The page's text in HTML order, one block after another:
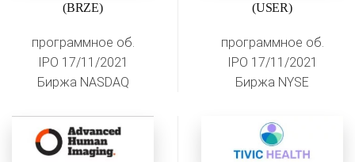
(BRZE)
программное об.
IPO 17/11/2021
Биржа NASDAQ
(USER)
программное об.
IPO 17/11/2021
Биржа NYSE